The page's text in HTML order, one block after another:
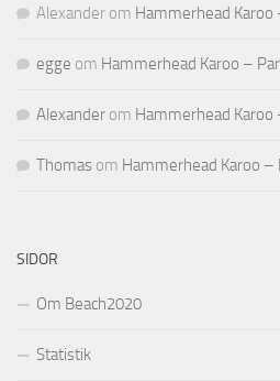
Alexander om Hammerhead Karoo
egge om Hammerhead Karoo –
Alexander om Hammerhead
Thomas om Hammerhead Karoo –
SIDOR
Om Beach2020
Statistik